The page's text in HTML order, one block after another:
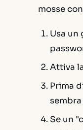
mosse
Usa un
Attiva
Prima
Se un